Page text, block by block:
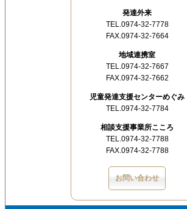
発達外来
TEL.0974-32-7778
FAX.0974-32-7664
地域連携室
TEL.0974-32-7667
FAX.0974-32-7662
児童発達支援センターめぐみ
TEL.0974-32-7784
相談支援事業所こころ
TEL.0974-32-7788
FAX.0974-32-7788
お問い合わせ